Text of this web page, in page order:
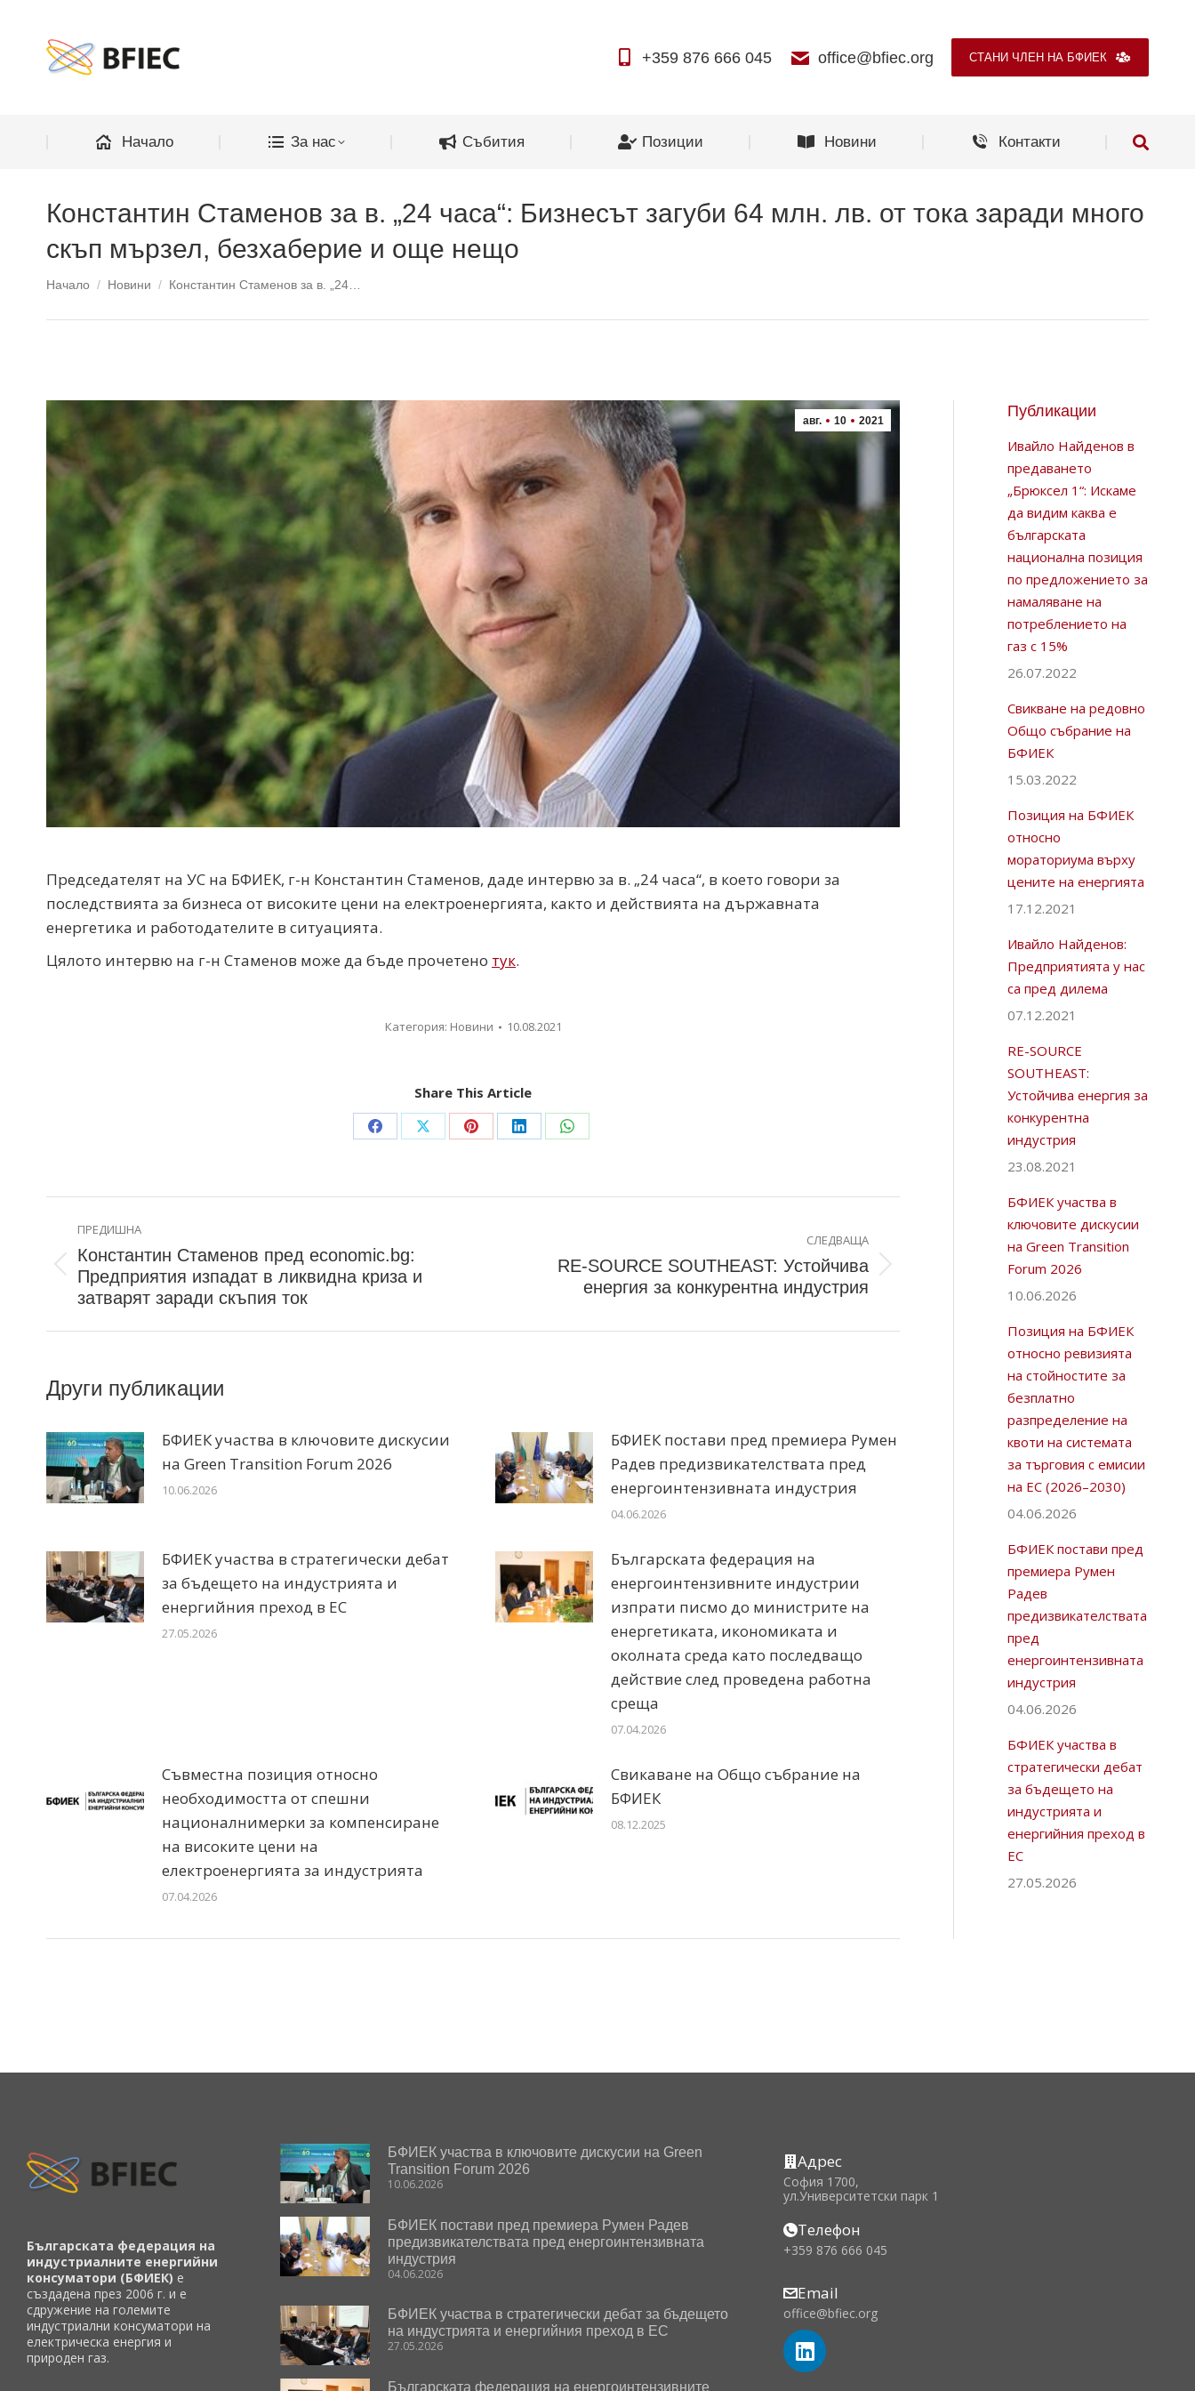
+359 876 666 045 office@bfiec.org СТАНИ ЧЛЕН НА БФИЕК
Начало За нас Събития Позиции Новини Контакти
Константин Стаменов за в. „24 часа“: Бизнесът загуби 64 млн. лв. от тока заради много
скъп мързел, безхаберие и още нещо
You are here:
Начало Новини Константин Стаменов за в. „24…
авг. 10 2021
Председателят на УС на БФИЕК, г-н Константин Стаменов, даде интервю за в. „24 часа“, в което говори за
последствията за бизнеса от високите цени на електроенергията, както и действията на държавната
енергетика и работодателите в ситуацията.
Цялото интервю на г-н Стаменов може да бъде прочетено тук.
Категория: Новини 10.08.2021
Share This Article
ПРЕДИШНА
Константин Стаменов пред economic.bg:
Предприятия изпадат в ликвидна криза и
затварят заради скъпия ток
СЛЕДВАЩА
RE-SOURCE SOUTHEAST: Устойчива
енергия за конкурентна индустрия
Други публикации
БФИЕК участва в ключовите дискусии
на Green Transition Forum 2026
10.06.2026
БФИЕК постави пред премиера Румен
Радев предизвикателствата пред
енергоинтензивната индустрия
04.06.2026
БФИЕК участва в стратегически дебат
за бъдещето на индустрията и
енергийния преход в ЕС
27.05.2026
Българската федерация на
енергоинтензивните индустрии
изпрати писмо до министрите на
енергетиката, икономиката и
околната среда като последващо
действие след проведена работна
среща
07.04.2026
Съвместна позиция относно
необходимостта от спешни
националнимерки за компенсиране
на високите цени на
електроенергията за индустрията
07.04.2026
Свикаване на Общо събрание на
БФИЕК
08.12.2025
Публикации
Ивайло Найденов в
предаването
„Брюксел 1“: Искаме
да видим каква е
българската
национална позиция
по предложението за
намаляване на
потреблението на
газ с 15%
26.07.2022
Свикване на редовно
Общо събрание на
БФИЕК
15.03.2022
Позиция на БФИЕК
относно
мораториума върху
цените на енергията
17.12.2021
Ивайло Найденов:
Предприятията у нас
са пред дилема
07.12.2021
RE-SOURCE
SOUTHEAST:
Устойчива енергия за
конкурентна
индустрия
23.08.2021
БФИЕК участва в
ключовите дискусии
на Green Transition
Forum 2026
10.06.2026
Позиция на БФИЕК
относно ревизията
на стойностите за
безплатно
разпределение на
квоти на системата
за търговия с емисии
на ЕС (2026–2030)
04.06.2026
БФИЕК постави пред
премиера Румен
Радев
предизвикателствата
пред
енергоинтензивната
индустрия
04.06.2026
БФИЕК участва в
стратегически дебат
за бъдещето на
индустрията и
енергийния преход в
ЕС
27.05.2026
Българската федерация на
индустриалните енергийни
консуматори (БФИЕК) е
създадена през 2006 г. и е
сдружение на големите
индустриални консуматори на
електрическа енергия и
природен газ.
БФИЕК участва в ключовите дискусии на Green
Transition Forum 2026
10.06.2026
БФИЕК постави пред премиера Румен Радев
предизвикателствата пред енергоинтензивната
индустрия
04.06.2026
БФИЕК участва в стратегически дебат за бъдещето
на индустрията и енергийния преход в ЕС
27.05.2026
Българската федерация на енергоинтензивните
Адрес
София 1700,
ул.Университетски парк 1
Телефон
+359 876 666 045
Email
office@bfiec.org